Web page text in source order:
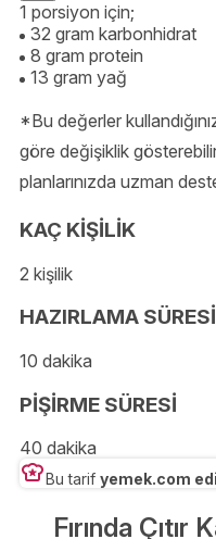
1 porsiyon için;
32 gram karbonhidrat
8 gram protein
13 gram yağ
*Bu değerler
göre değişiklik
planlarınızda uzman
KAÇ KİŞİLİK
2 kişilik
HAZIRLAMA SÜRESİ
10 dakika
PİŞİRME SÜRESİ
40 dakika
Bu tarif yemek.com
Fırında